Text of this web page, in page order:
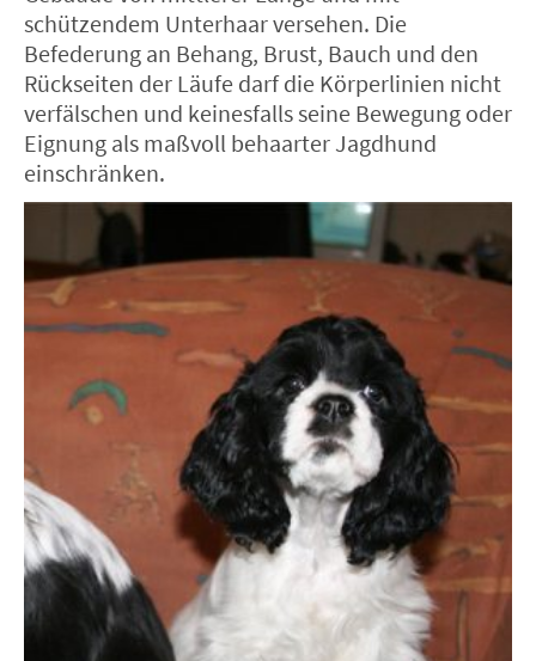
schützendem Unterhaar versehen. Die
Befederung an Behang, Brust, Bauch und den
Rückseiten der Läufe darf die Körperlinien nicht
verfälschen und keinesfalls seine Bewegung oder
Eignung als maßvoll behaarter Jagdhund
einschränken.